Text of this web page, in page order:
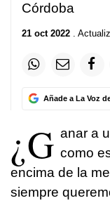
Córdoba
21 oct 2022 .
Añade a La Voz
¿G anar a
como
encima de la
siempre